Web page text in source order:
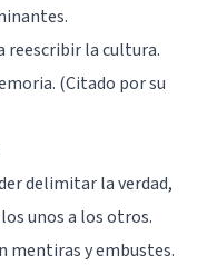
reescribir la cultura.
(Citado por su
delimitar la verdad,
unos a los otros.
mentiras y embustes.